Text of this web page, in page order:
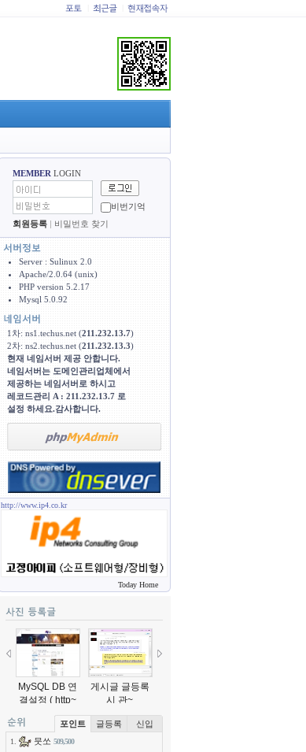
MEMBER LOGIN
비번기억
회원등록 | 비밀번호 찾기
Server : Sulinux 2.0
Apache/2.0.64 (unix)
PHP version 5.2.17
Mysql 5.0.92
1차: ns1.techus.net (211.232.13.7)
2차: ns2.techus.net (211.232.13.3)
현재 네임서버 제공 안합니다.
네임서버는 도메인관리업체에서
제공하는 네임서버로 하시고
레코드관리 A : 211.232.13.7 로
설정 하세요.감사합니다.
http://www.ip4.co.kr
Today Home
MySQL DB 연
결설정 ( http~
게시글 글등록
시 관~
포인트 글등록 신입
1. 뭇쏘 509,500